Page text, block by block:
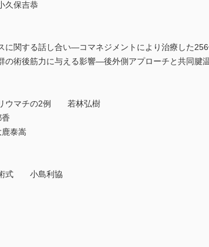
保吉恭
に関する話し合い—コマネジメントにより治療した
の術後筋力に与える影響—後外側アプローチと共同
リウマチの2例 若林弘樹
泰嵩
術式 小島利協